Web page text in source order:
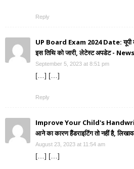
Reply
UP Board Exam 2024 Date: यूपी
इस तिथि को जारी, लेटेस्ट अपडेट -
September 5, 2023 at 8:51 pm
[…] […]
Reply
Improve Your Child's
आने का कारण हैंडराइटिंग तो नहीं है,
August 23, 2023 at 11:54 am
[…] […]